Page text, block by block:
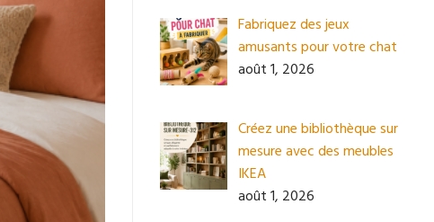
Fabriquez des jeux
amusants pour votre chat
août 1, 2026
Créez une bibliothèque sur
mesure avec des meubles
IKEA
août 1, 2026